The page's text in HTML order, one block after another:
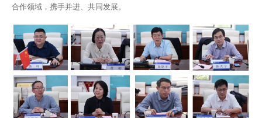
合作领域，携手并进、共同发展。